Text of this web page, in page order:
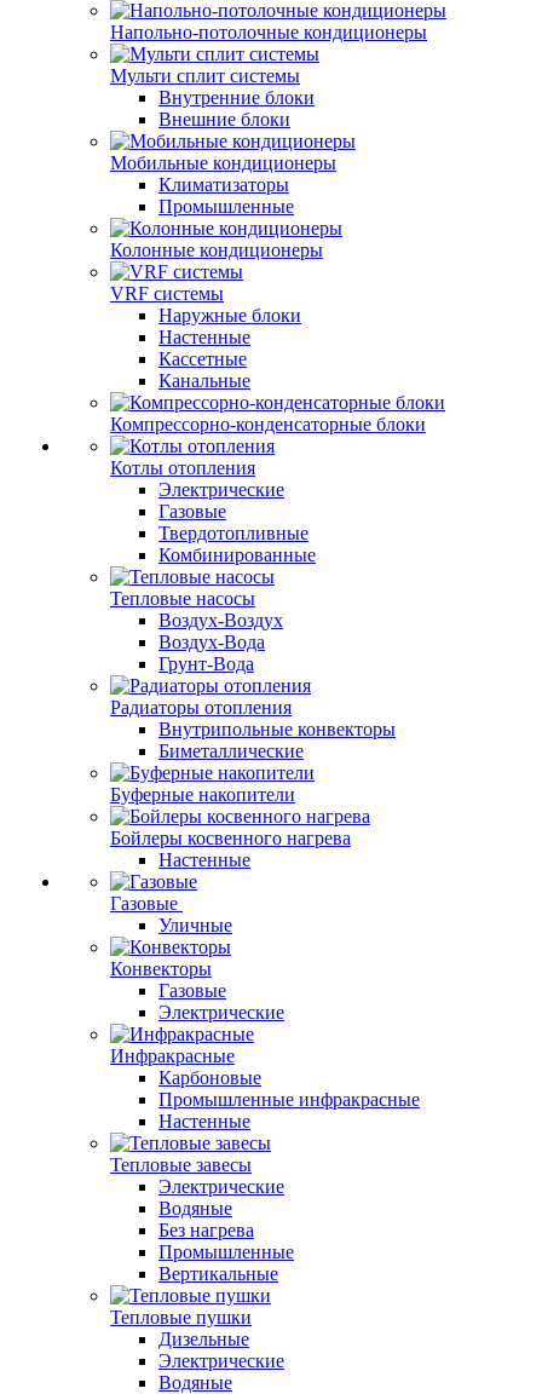
Напольно-потолочные кондиционеры
Мульти сплит системы
Внутренние блоки
Внешние блоки
Мобильные кондиционеры
Климатизаторы
Промышленные
Колонные кондиционеры
VRF системы
Наружные блоки
Настенные
Кассетные
Канальные
Компрессорно-конденсаторные блоки
Котлы отопления
Электрические
Газовые
Твердотопливные
Комбинированные
Тепловые насосы
Воздух-Воздух
Воздух-Вода
Грунт-Вода
Радиаторы отопления
Внутрипольные конвекторы
Биметаллические
Буферные накопители
Бойлеры косвенного нагрева
Настенные
Газовые
Уличные
Конвекторы
Газовые
Электрические
Инфракрасные
Карбоновые
Промышленные инфракрасные
Настенные
Тепловые завесы
Электрические
Водяные
Без нагрева
Промышленные
Вертикальные
Тепловые пушки
Дизельные
Электрические
Водяные